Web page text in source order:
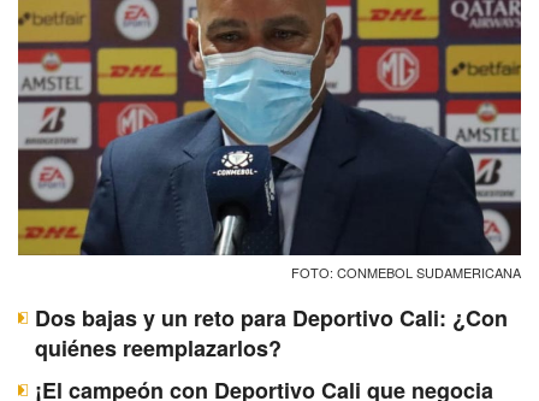
FOTO: CONMEBOL SUDAMERICANA
Dos bajas y un reto para Deportivo Cali: ¿Con
quiénes reemplazarlos?
¡El campeón con Deportivo Cali que negocia